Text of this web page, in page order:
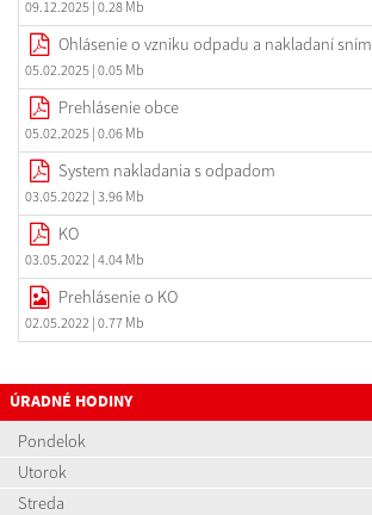
09.12.2025 | 0.28 Mb
Ohlásenie o vzniku odpadu a nakladaní sním
05.02.2025 | 0.05 Mb
Prehlásenie obce
05.02.2025 | 0.06 Mb
System nakladania s odpadom
03.05.2022 | 3.96 Mb
KO
03.05.2022 | 4.04 Mb
Prehlásenie o KO
02.05.2022 | 0.77 Mb
ÚRADNÉ HODINY
Pondelok
Utorok
Streda